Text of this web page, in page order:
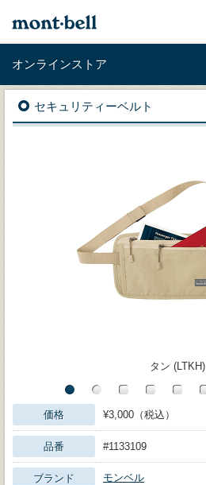
オンラインストア
セキュリティーベルト
タン (LTKH)
価格 ¥3,000（税込）
品番 #1133109
ブランド モンベル